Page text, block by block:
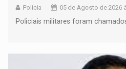
Polícia 05 de Agosto de 2026
Policiais militares foram